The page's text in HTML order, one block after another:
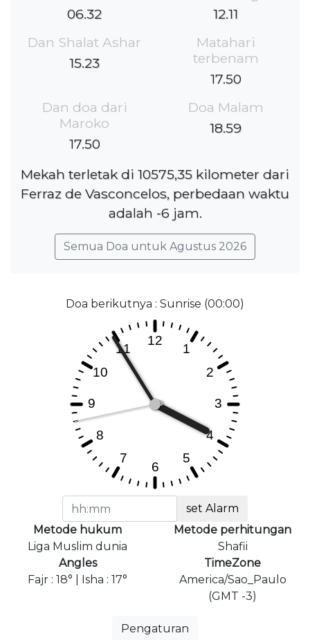
06.32
12.11
Dan Shalat Ashar
15.23
Matahari
terbenam
17.50
Dan doa dari
Maroko
17.50
Doa Malam
18.59
Mekah terletak di 10575,35 kilometer dari
Ferraz de Vasconcelos, perbedaan waktu
adalah -6 jam.
Semua Doa untuk Agustus 2026
Doa berikutnya : Sunrise (00:00)
set Alarm
Metode hukum
Liga Muslim dunia
Metode perhitungan
Shafii
Angles
Fajr : 18° | Isha : 17°
TimeZone
America/Sao_Paulo
(GMT -3)
Pengaturan